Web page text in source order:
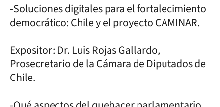
-Soluciones digitales para el fortalecimiento
democrático: Chile y el proyecto CAMINAR.
Expositor: Dr. Luis Rojas Gallardo,
Prosecretario de la Cámara de Diputados de
Chile.